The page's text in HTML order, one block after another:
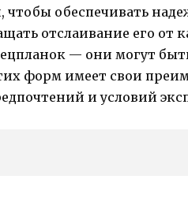
обеспечивать
отслаивание его от
— они могут
форм имеет свои
и условий